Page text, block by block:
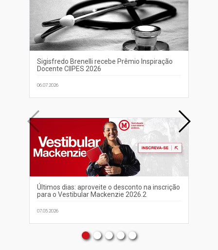
Sigisfredo Brenelli recebe Prêmio Inspiração
Docente CIIPES 2026
06.07.2026
Últimos dias: aproveite o desconto na inscrição
para o Vestibular Mackenzie 2026.2
07.05.2026